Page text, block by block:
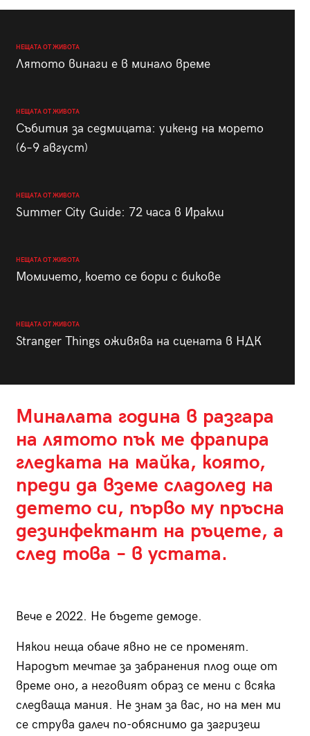
НЕЩАТА ОТ ЖИВОТА
Лятото винаги е в минало време
НЕЩАТА ОТ ЖИВОТА
Събития за седмицата: уикенд на морето
(6–9 август)
НЕЩАТА ОТ ЖИВОТА
Summer City Guide: 72 часа в Иракли
НЕЩАТА ОТ ЖИВОТА
Момичето, което се бори с бикове
НЕЩАТА ОТ ЖИВОТА
Stranger Things оживява на сцената в НДК
Миналата година в разгара
на лятото пък ме фрапира
гледката на майка, която,
преди да вземе сладолед на
детето си, първо му пръсна
дезинфектант на ръцете, а
след това – в устата.
Вече е 2022. Не бъдете демоде.
Някои неща обаче явно не се променят.
Народът мечтае за забранения плод още от
време оно, а неговият образ се мени с всяка
следваща мания. Не знам за вас, но на мен ми
се струва далеч по-обяснимо да загризеш